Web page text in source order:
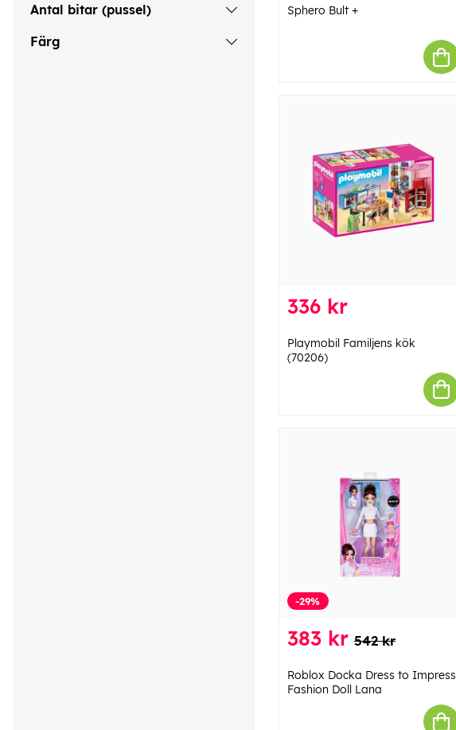
Antal bitar (pussel)
Färg
Sphero Bult +
336 kr
Playmobil Familjens kök
(70206)
-29%
383 kr 542 kr
Roblox Docka Dress to Impress
Fashion Doll Lana